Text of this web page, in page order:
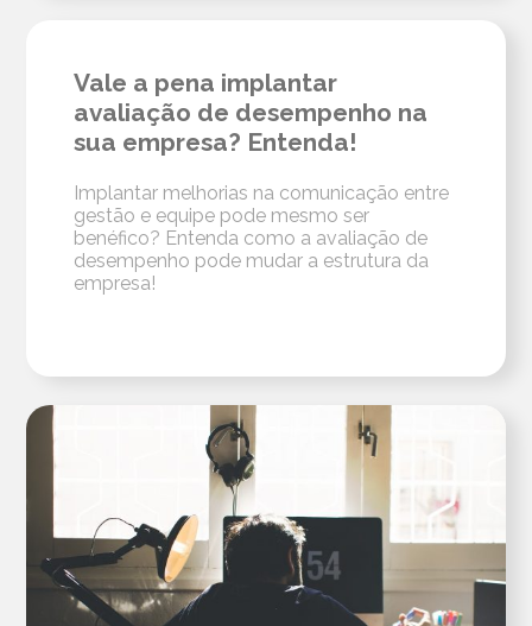
Vale a pena implantar
avaliação de desempenho na
sua empresa? Entenda!
Implantar melhorias na comunicação entre
gestão e equipe pode mesmo ser
benéfico? Entenda como a avaliação de
desempenho pode mudar a estrutura da
empresa!